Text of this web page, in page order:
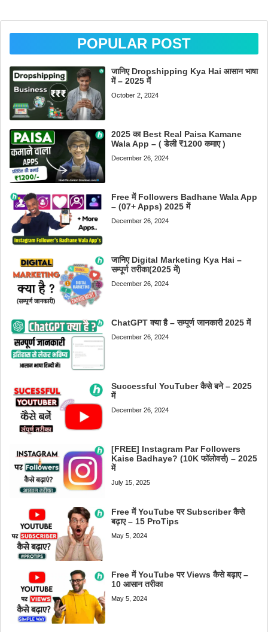
POPULAR POST
जानिए Dropshipping Kya Hai आसान भाषा
में – 2025 में
October 2, 2024
2025 का Best Real Paisa Kamane
Wala App – ( डेली ₹1200 कमाए )
December 26, 2024
Free में Followers Badhane Wala App
– (07+ Apps) 2025 में
December 26, 2024
जानिए Digital Marketing Kya Hai –
सम्पूर्ण तरीका(2025 में)
December 26, 2024
ChatGPT क्या है – सम्पूर्ण जानकारी 2025 में
December 26, 2024
Successful YouTuber कैसे बने – 2025
में
December 26, 2024
[FREE] Instagram Par Followers
Kaise Badhaye? (10K फॉलोवर्स) – 2025
में
July 15, 2025
Free में YouTube पर Subscriber कैसे
बढ़ाए – 15 ProTips
May 5, 2024
Free में YouTube पर Views कैसे बढ़ाए –
10 आसान तरीका
May 5, 2024